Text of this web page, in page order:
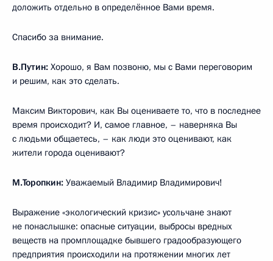
доложить отдельно в определённое Вами время.
Спасибо за внимание.
В.Путин: Хорошо, я Вам позвоню, мы с Вами переговорим
и решим, как это сделать.
Максим Викторович, как Вы оцениваете то, что в последнее
время происходит? И, самое главное, – наверняка Вы
с людьми общаетесь, – как люди это оценивают, как
жители города оценивают?
М.Торопкин: Уважаемый Владимир Владимирович!
Выражение «экологический кризис» усольчане знают
не понаслышке: опасные ситуации, выбросы вредных
веществ на промплощадке бывшего градообразующего
предприятия происходили на протяжении многих лет